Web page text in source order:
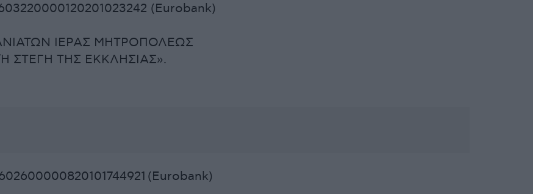
(Eurobank)
ΙΕΡΑΣ ΜΗΤΡΟΠΟΛΕΩΣ
ΣΤΕΓΗ ΤΗΣ ΕΚΚΛΗΣΙΑΣ».
(Eurobank)